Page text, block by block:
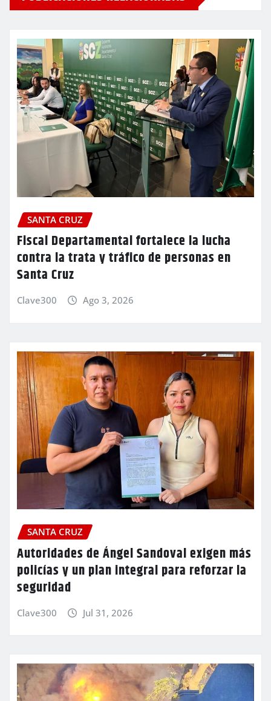
SANTA CRUZ
Fiscal Departamental fortalece la lucha
contra la trata y tráfico de personas en
Santa Cruz
Clave300 Ago 3, 2026
SANTA CRUZ
Autoridades de Ángel Sandoval exigen más
policías y un plan integral para reforzar la
seguridad
Clave300 Jul 31, 2026